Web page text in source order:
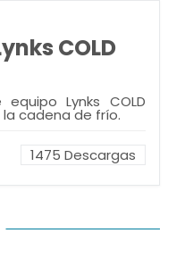
COLD
Lynks COLD
cadena de frío.
1475 Descargas